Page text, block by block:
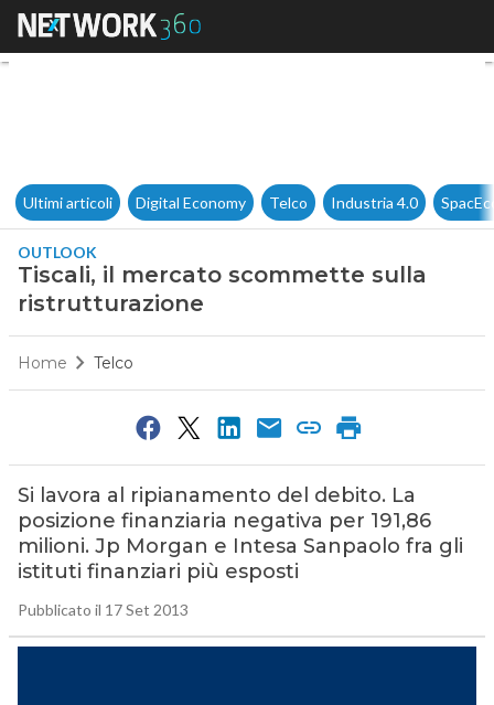
Tiscali, il mercato
Ultimi articoli Digital Economy Telco Industria 4.0
OUTLOOK
Tiscali, il mercato scommette sulla
ristrutturazione
Home Telco
Si lavora al ripianamento del debito. La
posizione finanziaria negativa per 191,86
milioni. Jp Morgan e Intesa Sanpaolo fra gli
istituti finanziari più esposti
Pubblicato il 17 Set 2013